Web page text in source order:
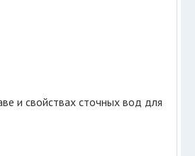
и свойствах сточных вод для